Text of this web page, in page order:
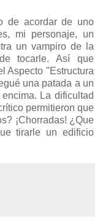
de acordar de uno
mi personaje, un
un vampiro de la
tocarle. Así que
Aspecto "Estructura
una patada a un
La dificultad
permitieron que
¡Chorradas! ¿Que
tirarle un edificio